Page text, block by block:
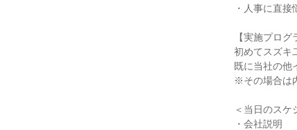
・人事に直
【実施プログ
初めてスズキ
既に当社の他
※その場合は
＜当日のスケ
・会社説明